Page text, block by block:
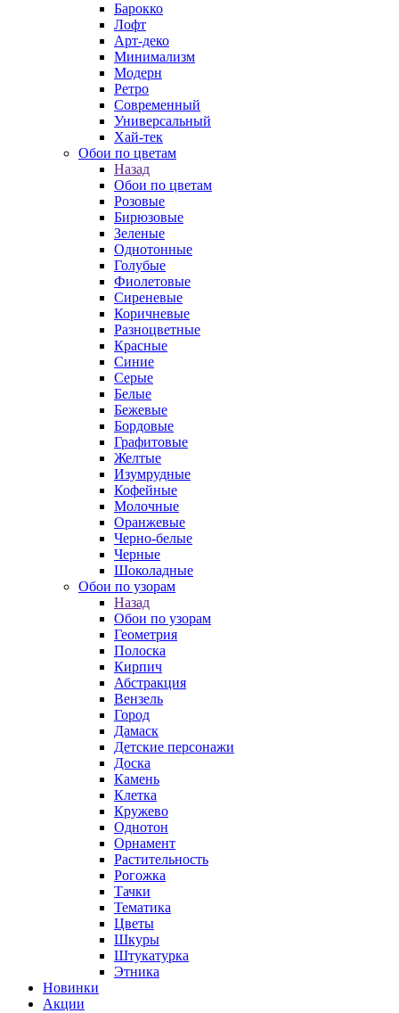
Барокко
Лофт
Арт-деко
Минимализм
Модерн
Ретро
Современный
Универсальный
Хай-тек
Обои по цветам
Назад
Обои по цветам
Розовые
Бирюзовые
Зеленые
Однотонные
Голубые
Фиолетовые
Сиреневые
Коричневые
Разноцветные
Красные
Синие
Серые
Белые
Бежевые
Бордовые
Графитовые
Желтые
Изумрудные
Кофейные
Молочные
Оранжевые
Черно-белые
Черные
Шоколадные
Обои по узорам
Назад
Обои по узорам
Геометрия
Полоска
Кирпич
Абстракция
Вензель
Город
Дамаск
Детские персонажи
Доска
Камень
Клетка
Кружево
Однотон
Орнамент
Растительность
Рогожка
Тачки
Тематика
Цветы
Шкуры
Штукатурка
Этника
Новинки
Акции